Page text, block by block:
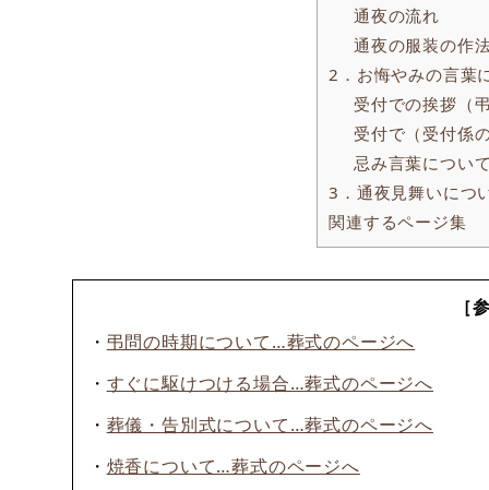
通夜の流れ
通夜の服装の作
2．お悔やみの言葉
受付での挨拶（
受付で（受付係の
忌み言葉について
3．通夜見舞いにつ
関連するページ集
［
・ 弔問の時期について…葬式のページへ
・ すぐに駆けつける場合…葬式のページへ
・ 葬儀・告別式について…葬式のページへ
・ 焼香について…葬式のページへ